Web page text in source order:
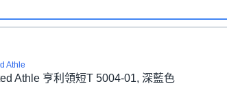
Athle
Athle 亨利領短T 5004-01, 深藍色